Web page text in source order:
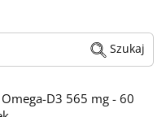
Szukaj